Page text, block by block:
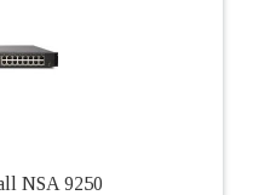
NSA 9250